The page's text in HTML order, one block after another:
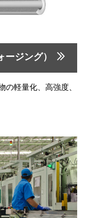
ジング）
の軽量化、高強度、